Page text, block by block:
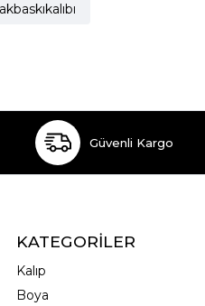
Güvenli Kargo
KATEGORİLER
Kalıp
Boya